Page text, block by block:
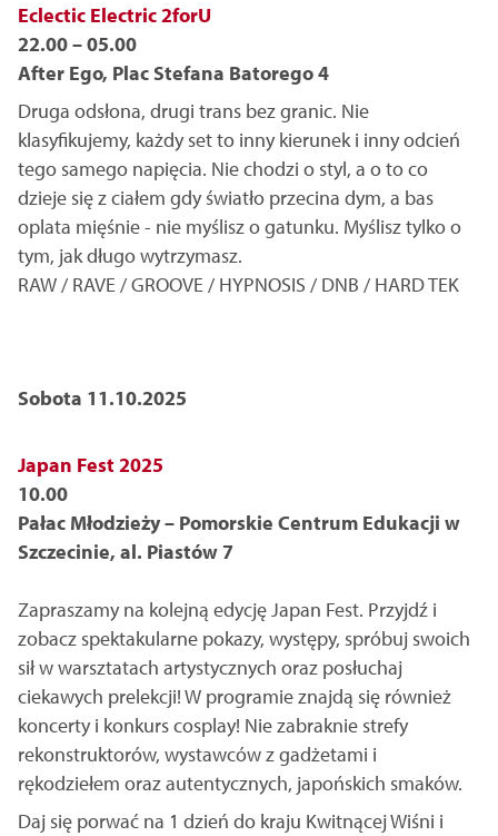
Eclectic Electric 2forU
22.00 – 05.00
After Ego, Plac Stefana Batorego 4
Druga odsłona, drugi trans bez granic. Nie
klasyfikujemy, każdy set to inny kierunek i inny odcień
tego samego napięcia. Nie chodzi o styl, a o to co
dzieje się z ciałem gdy światło przecina dym, a bas
oplata mięśnie - nie myślisz o gatunku. Myślisz tylko o
tym, jak długo wytrzymasz.
RAW / RAVE / GROOVE / HYPNOSIS / DNB / HARD TEK
Sobota 11.10.2025
Japan Fest 2025
10.00
Pałac Młodzieży – Pomorskie Centrum Edukacji w
Szczecinie, al. Piastów 7
Zapraszamy na kolejną edycję Japan Fest. Przyjdź i
zobacz spektakularne pokazy, występy, spróbuj swoich
sił w warsztatach artystycznych oraz posłuchaj
ciekawych prelekcji! W programie znajdą się również
koncerty i konkurs cosplay! Nie zabraknie strefy
rekonstruktorów, wystawców z gadżetami i
rękodziełem oraz autentycznych, japońskich smaków.
Daj się porwać na 1 dzień do kraju Kwitnącej Wiśni i